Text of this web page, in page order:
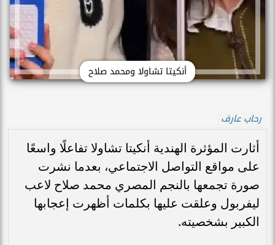
أنكيتا تشاولا ومحمد صلاح
رحاب عارف
أثارت المؤثرة الهندية أنكيتا تشاولا تفاعلًا واسعًا
على مواقع التواصل الاجتماعي، بعدما نشرت
صورة تجمعها بالنجم المصري محمد صلاح لاعب
ليفربول وعلقت عليها بكلمات أظهرت إعجابها
الكبير بشخصيته.